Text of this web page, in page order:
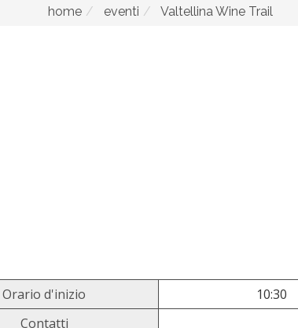
home eventi Valtellina Wine Trail
Orario d'inizio
10:30
Contatti